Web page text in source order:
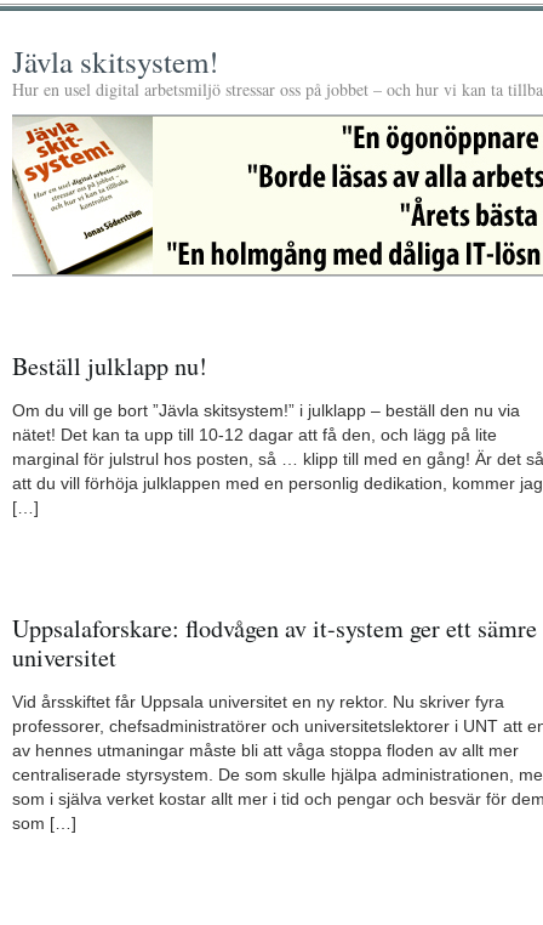
Jävla skitsystem!
Hur en usel digital arbetsmiljö stressar oss på jobbet – och hur vi kan ta
Beställ julklapp nu!
Om du vill ge bort ”Jävla skitsystem!” i julklapp – beställ den nu via
nätet! Det kan ta upp till 10-12 dagar att få den, och lägg på lite
marginal för julstrul hos posten, så … klipp till med en gång! Är det så
att du vill förhöja julklappen med en personlig dedikation, kommer jag
[…]
Uppsalaforskare: flodvågen av it-system ger ett sämre
universitet
Vid årsskiftet får Uppsala universitet en ny rektor. Nu skriver fyra
professorer, chefsadministratörer och universitetslektorer i UNT att
av hennes utmaningar måste bli att våga stoppa floden av allt mer
centraliserade styrsystem. De som skulle hjälpa administrationen,
som i själva verket kostar allt mer i tid och pengar och besvär för
som […]